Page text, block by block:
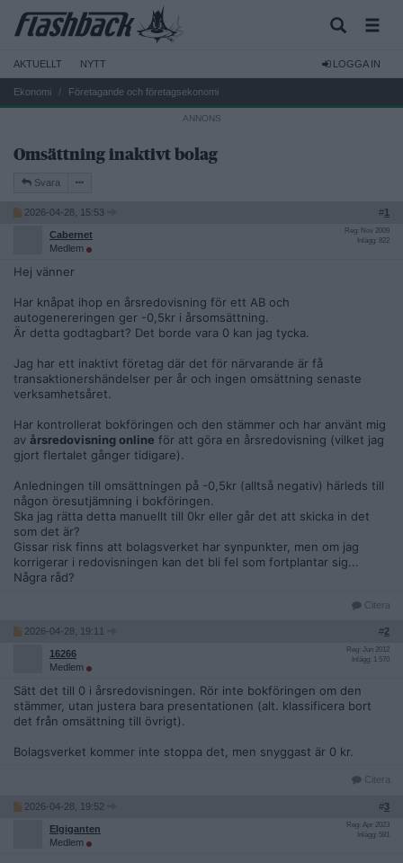
AKTUELLT NYTT LOGGA IN
Ekonomi Företagande och företagsekonomi
Omsättning inaktivt bolag
Svara
2026-04-28, 15:53 #1
Cabernet
Medlem
Reg: Nov 2009
Inlägg: 822
Hej vänner
Har knåpat ihop en årsredovisning för ett AB och
autogenereringen ger -0,5kr i årsomsättning.
Är detta godtagbart? Det borde vara 0 kan jag tycka.
Jag har ett inaktivt företag där det för närvarande är få
transaktionershändelser per år och ingen omsättning senaste
verksamhetsåret.
Har kontrollerat bokföringen och den stämmer och har använt mig
av årsredovisning online för att göra en årsredovisning (vilket jag
gjort flertalet gånger tidigare).
Anledningen till omsättningen på -0,5kr (alltså negativ) härleds till
någon öresutjämning i bokföringen.
Ska jag rätta detta manuellt till 0kr eller går det att skicka in det
som det är?
Gissar risk finns att bolagsverket har synpunkter, men om jag
korrigerar i redovisningen kan det bli fel som fortplantar sig...
Några råd?
Citera
2026-04-28, 19:11 #2
16266
Medlem
Reg: Jun 2012
Inlägg: 1 570
Sätt det till 0 i årsredovisningen. Rör inte bokföringen om den
stämmer, utan justera bara presentationen (alt. klassificera bort
det från omsättning till övrigt).
Bolagsverket kommer inte stoppa det, men snyggast är 0 kr.
Citera
2026-04-28, 19:52 #3
EIgiganten
Medlem
Reg: Apr 2023
Inlägg: 581